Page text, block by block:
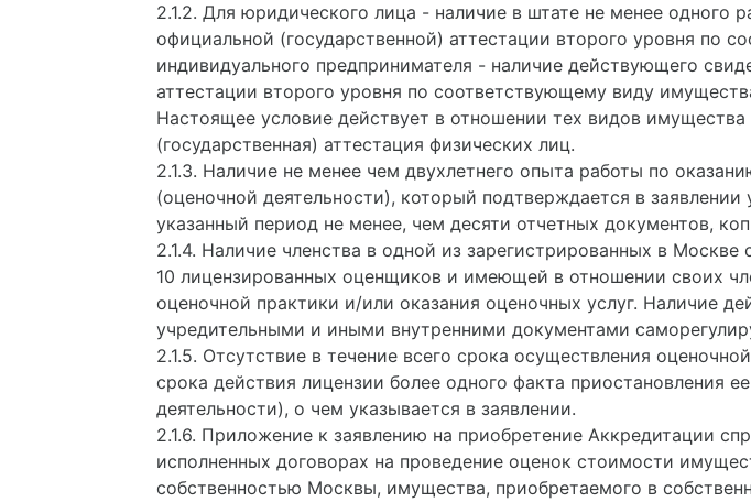
2.1.2. Для юридического лица - наличие в штате не менее
официальной (государственной) аттестации второго уровня по
индивидуального предпринимателя - наличие действующего
аттестации второго уровня по соответствующему виду
Настоящее условие действует в отношении тех видов
(государственная) аттестация физических лиц.
2.1.3. Наличие не менее чем двухлетнего опыта работы по
(оценочной деятельности), который подтверждается в
указанный период не менее, чем десяти отчетных документов,
2.1.4. Наличие членства в одной из зарегистрированных в
10 лицензированных оценщиков и имеющей в отношении своих
оценочной практики и/или оказания оценочных услуг. Наличие
учредительными и иными внутренними документами
2.1.5. Отсутствие в течение всего срока осуществления
срока действия лицензии более одного факта приостановления
деятельности), о чем указывается в заявлении.
2.1.6. Приложение к заявлению на приобретение Аккредитации
исполненных договорах на проведение оценок стоимости
собственностью Москвы, имущества, приобретаемого в